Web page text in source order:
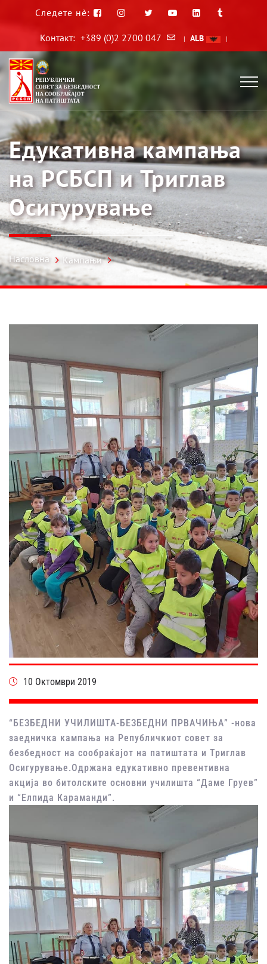
Следете нè:
Контакт: +389 (0)2 2700 047 | ALB |
Едукативна кампања
на РСБСП и Триглав
Осигурување
Насловна Кампањи
10 Октомври 2019
“БЕЗБЕДНИ УЧИЛИШТА-БЕЗБЕДНИ ПРВАЧИЊА” -нова
заедничка кампања на Републичкиот совет за
безбедност на сообраќајот на патиштата и Триглав
Осигурување.Одржана едукативно превентивна
акција во битолските основни училишта “Даме Груев”
и “Елпида Караманди”.